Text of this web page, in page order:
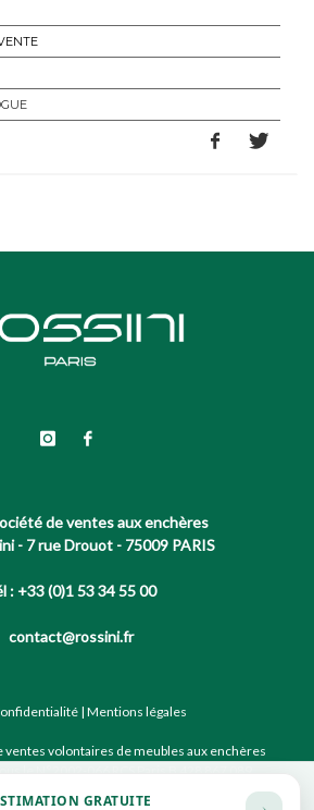
de ventes aux enchères
- 7 rue Drouot - 75009 PARIS
: +33 (0)1 53 34 55 00
contact@rossini.fr
| Mentions légales
ventes volontaires de meubles aux enchères
GRATUITE